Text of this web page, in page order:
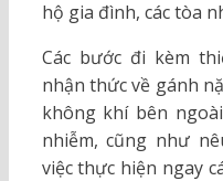
hộ gia đình, các tòa
Các bước đi kèm
nhận thức về gánh
không khí bên
nhiễm, cũng như
việc thực hiện ngay